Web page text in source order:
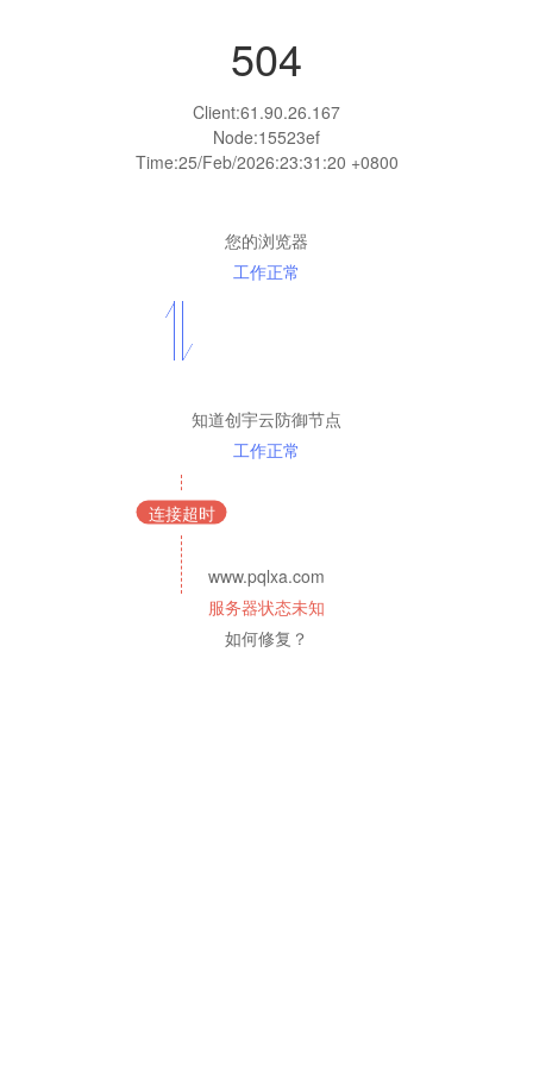
504
Client:61.90.26.167
Node:15523ef
Time:25/Feb/2026:23:31:20 +0800
您的浏览器
工作正常
知道创宇云防御节点
工作正常
连接超时
www.pqlxa.com
服务器状态未知
如何修复？